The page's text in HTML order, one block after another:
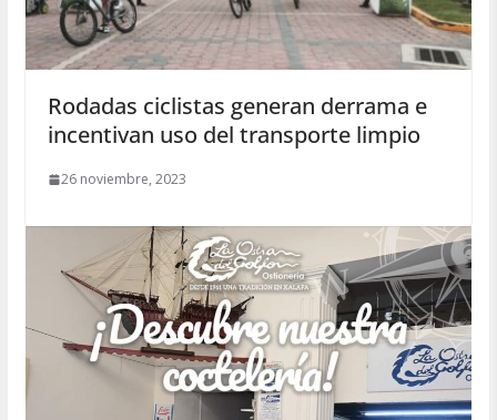
Rodadas ciclistas generan derrama e
incentivan uso del transporte limpio
26 noviembre, 2023